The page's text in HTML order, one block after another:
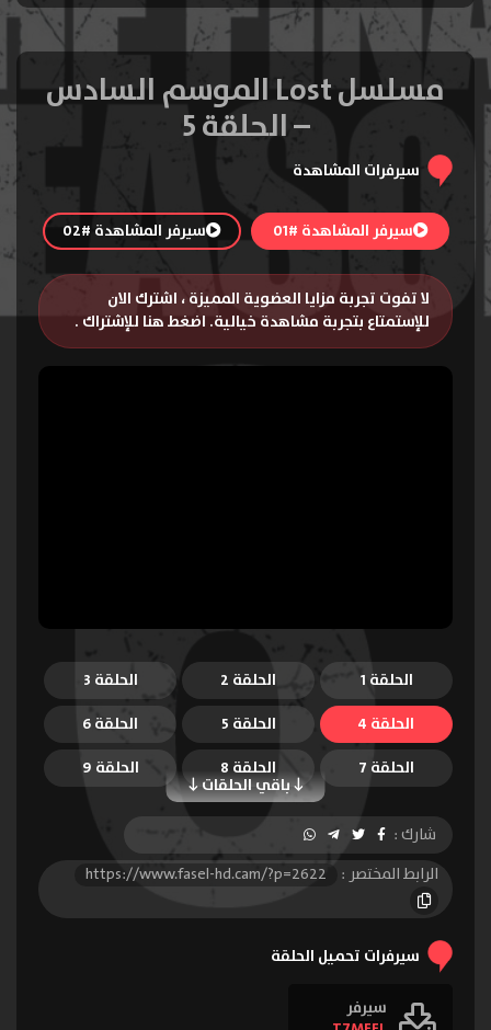
مسلسل Lost الموسم السادس
– الحلقة 5
سيرفرات المشاهدة
سيرفر المشاهدة #01 سيرفر المشاهدة #02
لا تفوت تجربة مزايا العضوية المميزة ، اشترك الان
للإستمتاع بتجربة مشاهدة خيالية. اضغط هنا للإشتراك .
الحلقة 1 الحلقة 2
الحلقة 3
الحلقة 4
الحلقة 5 الحلقة 6
باقي الحلقات
الحلقة 7 الحلقة 8
الحلقة 9
الحلقة 11
الحلقة 14
شارك :
الرابط المختصر :
https://www.fasel-hd.cam/?p=2622
سيرفرات تحميل الحلقة
سيرفر